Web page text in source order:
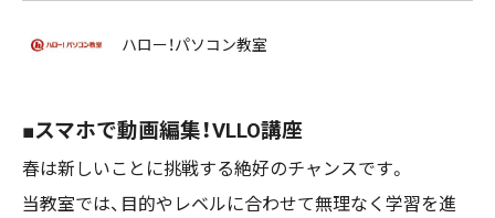
ハロー！パソコン教室
■スマホで動画編集！VLLO講座
春は新しいことに挑戦する絶好のチャンスです。
当教室では、目的やレベルに合わせて無理なく学習を進